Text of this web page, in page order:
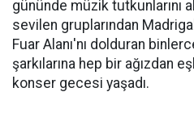
gününde müzik tutkunlarını
sevilen gruplarından
Fuar Alanı'nı dolduran
şarkılarına hep bir ağızdan
konser gecesi yaşadı.